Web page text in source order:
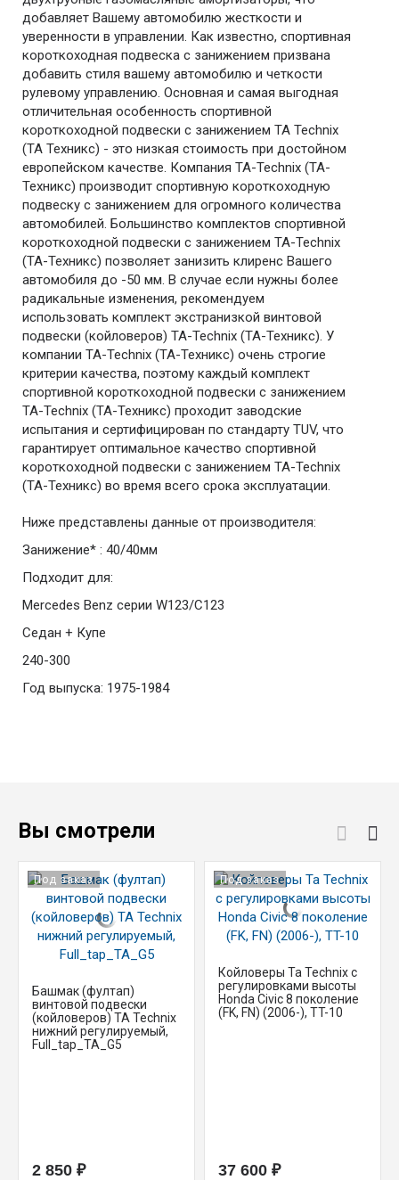
добавляет Вашему автомобилю жесткости и
уверенности в управлении. Как известно, спортивная
короткоходная подвеска с занижением призвана
добавить стиля вашему автомобилю и четкости
рулевому управлению. Основная и самая выгодная
отличительная особенность спортивной
короткоходной подвески с занижением TA Technix
(ТА Техникс) - это низкая стоимость при достойном
европейском качестве. Компания TA-Technix (ТА-
Техникс) производит спортивную короткоходную
подвеску с занижением для огромного количества
автомобилей. Большинство комплектов спортивной
короткоходной подвески с занижением TA-Technix
(ТА-Техникс) позволяет занизить клиренс Вашего
автомобиля до -50 мм. В случае если нужны более
радикальные изменения, рекомендуем
использовать комплект экстранизкой винтовой
подвески (койловеров) TA-Technix (ТА-Техникс). У
компании TA-Technix (ТА-Техникс) очень строгие
критерии качества, поэтому каждый комплект
спортивной короткоходной подвески с занижением
TA-Technix (ТА-Техникс) проходит заводские
испытания и сертифицирован по стандарту TUV, что
гарантирует оптимальное качество спортивной
короткоходной подвески с занижением TA-Technix
(ТА-Техникс) во время всего срока эксплуатации.
Ниже представлены данные от производителя:
Занижение* : 40/40мм
Подходит для:
Mercedes Benz серии W123/C123
Седан + Купе
240-300
Год выпуска: 1975-1984
Вы смотрели
Под заказ
Башмак (фултап)
винтовой подвески
(койловеров) TA Technix
нижний регулируемый,
Full_tap_TA_G5
2 850 ₽
Под заказ
Койловеры Ta Technix с
регулировками высоты
Honda Civic 8 поколение
(FK, FN) (2006-), TT-10
37 600 ₽